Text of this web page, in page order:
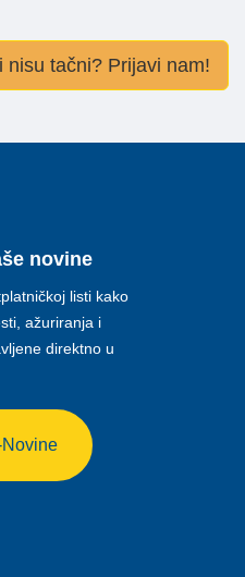
nisu tačni? Prijavi nam!
novine
listi kako
ažuriranja i
direktno u